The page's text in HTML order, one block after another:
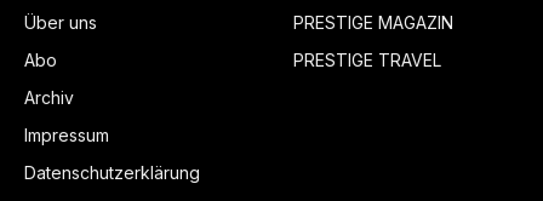
Über uns
Abo
Archiv
Impressum
Datenschutzerklärung
PRESTIGE MAGAZIN
PRESTIGE TRAVEL